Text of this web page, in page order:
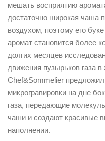
мешать восприятию
достаточно широкая чаша
воздухом, поэтому его
аромат становится более
долгих месяцев
движения пузырьков газа
Chef&Sommelier
микрогравировки на дне
газа, передающие
чаши и создают красивые
наполнении.